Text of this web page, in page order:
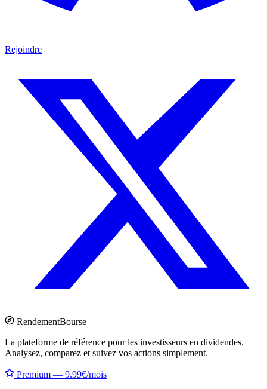
Rejoindre
RendementBourse
La plateforme de référence pour les investisseurs en dividendes.
Analysez, comparez et suivez vos actions simplement.
Premium — 9.99€/mois